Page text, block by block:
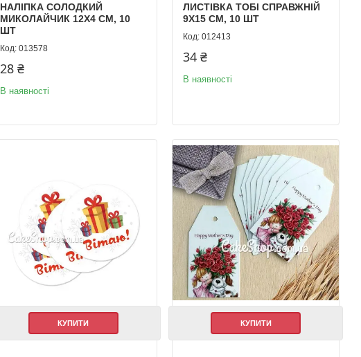
НАЛІПКА СОЛОДКИЙ
МИКОЛАЙЧИК 12Х4 СМ, 10
ШТ
013578
28 ₴
В наявності
ЛИСТІВКА ТОБІ СПРАВЖНІЙ
9Х15 СМ, 10 ШТ
012413
34 ₴
В наявності
КУПИТИ КУПИТИ